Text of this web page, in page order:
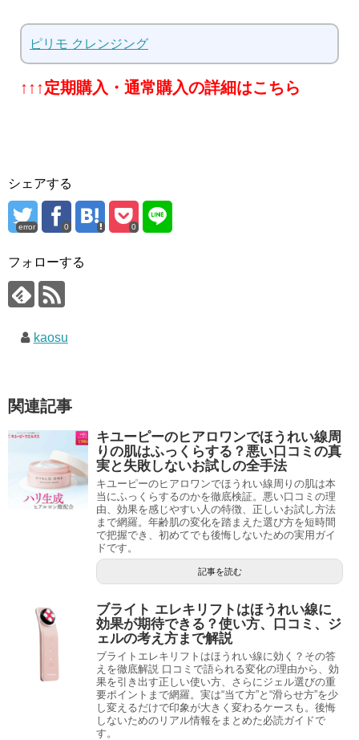
ピリモ クレンジング
↑↑↑定期購入・通常購入の詳細はこちら
シェアする
error 0 0
フォローする
kaosu
関連記事
キユーピーのヒアロワンでほうれい線周
りの肌はふっくらする？悪い口コミの真
実と失敗しないお試しの全手法
キユーピーのヒアロワンでほうれい線周りの肌は本
当にふっくらするのかを徹底検証。悪い口コミの理
由、効果を感じやすい人の特徴、正しいお試し方法
まで網羅。年齢肌の変化を踏まえた選び方を短時間
で把握でき、初めてでも後悔しないための実用ガイ
ドです。
記事を読む
ブライト エレキリフトはほうれい線に
効果が期待できる？使い方、口コミ、ジ
ェルの考え方まで解説
ブライトエレキリフトはほうれい線に効く？その答
えを徹底解説 口コミで語られる変化の理由から、効
果を引き出す正しい使い方、さらにジェル選びの重
要ポイントまで網羅。実は“当て方”と“滑らせ方”を少
し変えるだけで印象が大きく変わるケースも。後悔
しないためのリアル情報をまとめた必読ガイドで
す。